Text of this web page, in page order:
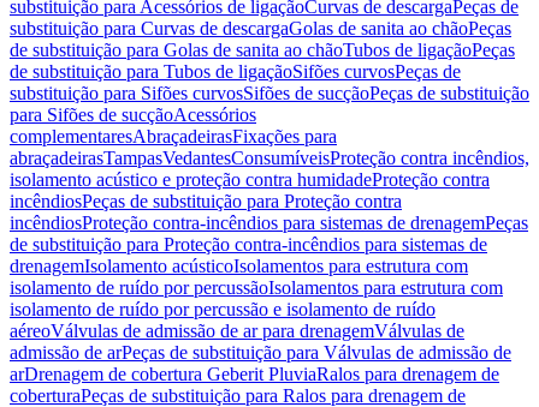
substituição para Acessórios de ligaçãoCurvas de descargaPeças de
substituição para Curvas de descargaGolas de sanita ao chãoPeças
de substituição para Golas de sanita ao chãoTubos de ligaçãoPeças
de substituição para Tubos de ligaçãoSifões curvosPeças de
substituição para Sifões curvosSifões de sucçãoPeças de substituição
para Sifões de sucçãoAcessórios
complementaresAbraçadeirasFixações para
abraçadeirasTampasVedantesConsumíveisProteção contra incêndios,
isolamento acústico e proteção contra humidadeProteção contra
incêndiosPeças de substituição para Proteção contra
incêndiosProteção contra-incêndios para sistemas de drenagemPeças
de substituição para Proteção contra-incêndios para sistemas de
drenagemIsolamento acústicoIsolamentos para estrutura com
isolamento de ruído por percussãoIsolamentos para estrutura com
isolamento de ruído por percussão e isolamento de ruído
aéreoVálvulas de admissão de ar para drenagemVálvulas de
admissão de arPeças de substituição para Válvulas de admissão de
arDrenagem de cobertura Geberit PluviaRalos para drenagem de
coberturaPeças de substituição para Ralos para drenagem de